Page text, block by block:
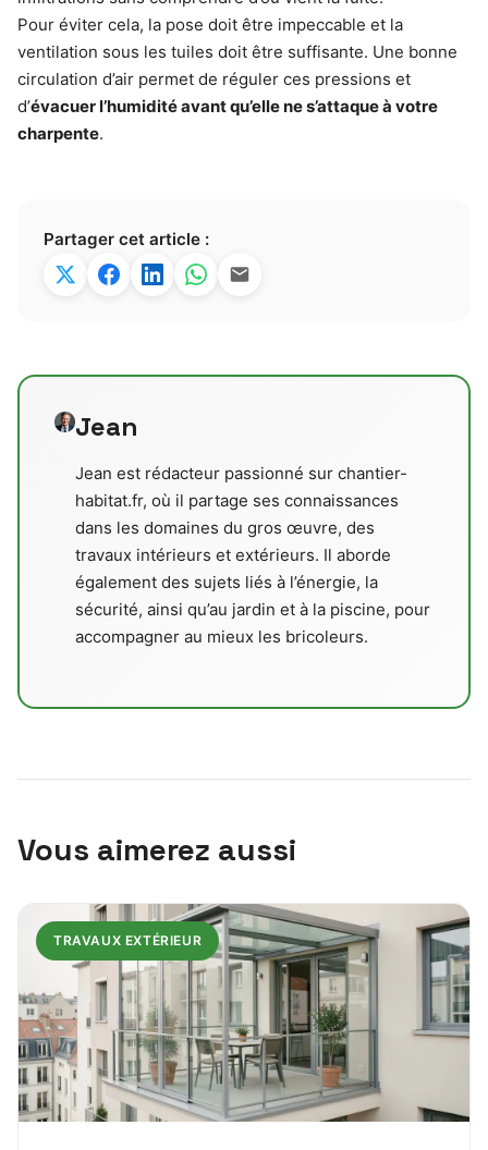
Pour éviter cela, la pose doit être impeccable et la
ventilation sous les tuiles doit être suffisante. Une bonne
circulation d’air permet de réguler ces pressions et
d’évacuer l’humidité avant qu’elle ne s’attaque à votre
charpente.
Partager cet article :
Jean
Jean est rédacteur passionné sur chantier-
habitat.fr, où il partage ses connaissances
dans les domaines du gros œuvre, des
travaux intérieurs et extérieurs. Il aborde
également des sujets liés à l’énergie, la
sécurité, ainsi qu’au jardin et à la piscine, pour
accompagner au mieux les bricoleurs.
Vous aimerez aussi
TRAVAUX EXTÉRIEUR